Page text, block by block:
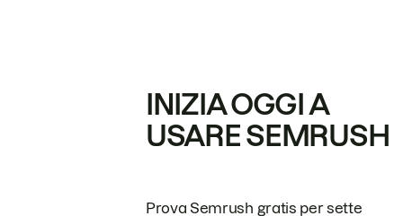
INIZIA OGGI A
USARE SEMRUSH
Prova Semrush gratis per sette